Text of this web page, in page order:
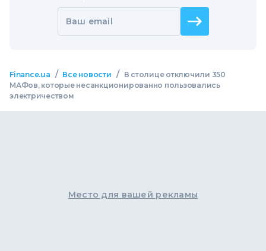
Ваш email
Finance.ua / Все новости /
В столице отключили 350
МАФов, которые несанкционированно пользовались
электричеством
Место для вашей рекламы